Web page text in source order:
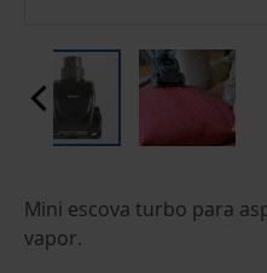
PARA
O
INÍCIO
Mini escova turbo para
vapor.